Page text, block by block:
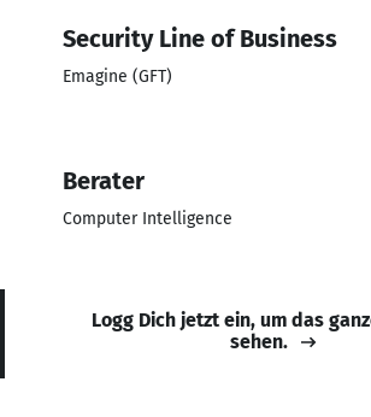
Security Line of Business
Emagine (GFT)
Berater
Computer Intelligence
Logg Dich jetzt ein, um das
sehen.